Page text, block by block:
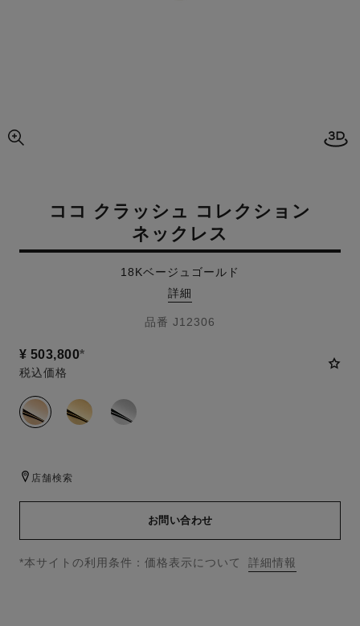
3D
画像の拡大ビュー
ココ クラッシュ コレクション
ネックレス
18Kベージュゴールド
詳細
品番 J12306
¥ 503,800*
税込価格
バリエーション (3)
店舗検索
お問い合わせ
↩
*本サイトの利用条件：価格表示について 詳細情報